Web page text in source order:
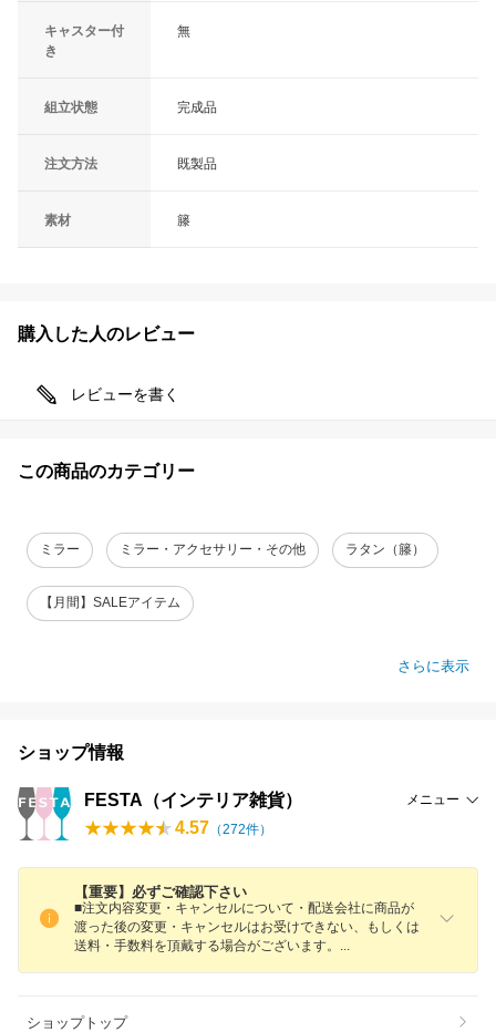
キャスター付
き
無
組立状態 完成品
注文方法 既製品
素材 籐
購入した人のレビュー
レビューを書く
この商品のカテゴリー
ミラー ミラー・アクセサリー・その他 ラタン（籐）
【月間】SALEアイテム
さらに表示
ショップ情報
FESTA（インテリア雑貨） メニュー
4.57 （272件）
【重要】必ずご確認下さい
■注文内容変更・キャンセルについて・配送会社に商品が
渡った後の変更・キャンセルはお受けできない、もしくは
送料・手数料を頂戴する場合がございます。
ショップトップ